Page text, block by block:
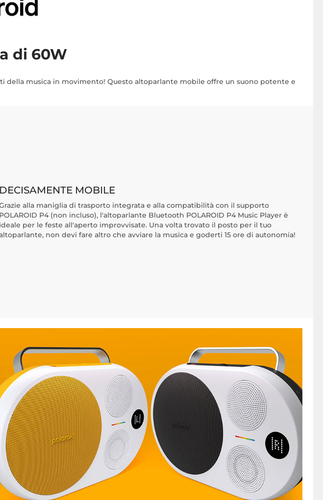
di 60W
della musica in movimento! Questo altoparlante mobile offre un suono potente e
DECISAMENTE MOBILE
alla maniglia di trasporto integrata e alla compatibilità con il supporto
POLAROID P4 (non incluso), l'altoparlante Bluetooth POLAROID P4 Music Player è
ideale per le feste all'aperto improvvisate. Una volta trovato il posto per il tuo
non devi fare altro che avviare la musica e goderti 15 ore di autonomia!